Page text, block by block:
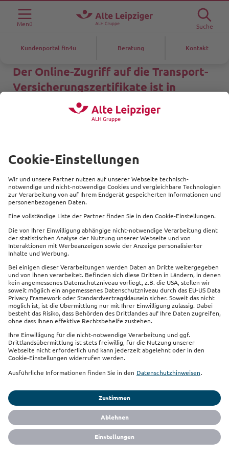
Menü Suche
Kundenportal fin4u Beratung Kontakt
Der Online-Zugriff auf die Transport-
Versicherungszertifikate ist in
Zukunft nicht mehr verfügbar.
Bitte wenden Sie sich an Ihren
Beliebte Produkte
Links
Impressum Datenschutz
Sitemap
Cookie Einstellungen
Barrierefreiheit
Vertrag widerrufen
Sie finden uns auch auf